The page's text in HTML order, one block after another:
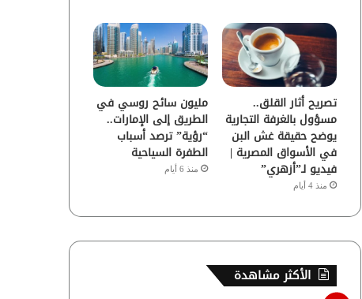
تصريح أثار القلق..
مسؤول بالغرفة التجارية
يوضح حقيقة غش البن
في الأسواق المصرية |
فيديو لـ”أزهري”
منذ 4 أيام
مليون سائح روسي في
الطريق إلى الإمارات..
“رؤية” ترصد أسباب
الطفرة السياحية
منذ 6 أيام
الأكثر مشاهدة